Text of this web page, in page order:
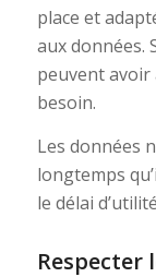
place et
aux données.
peuvent avoir
besoin.
Les données
longtemps
le délai
Respecter